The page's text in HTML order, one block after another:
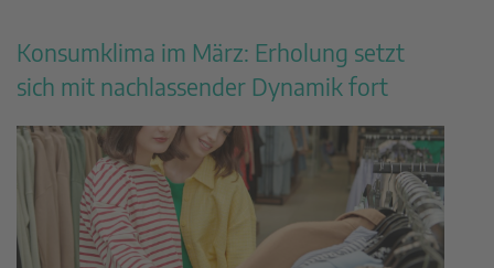
Konsumklima im März: Erholung setzt
sich mit nachlassender Dynamik fort